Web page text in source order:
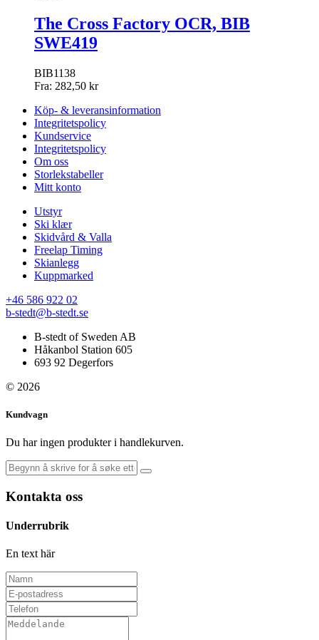
The Cross Factory OCR, BIB
SWE419
BIB1138
Fra: 282,50 kr
Köp- & leveransinformation
Integritetspolicy
Kundservice
Integritetspolicy
Om oss
Storlekstabeller
Mitt konto
Utstyr
Ski klær
Skidvård & Valla
Freelap Timing
Skianlegg
Kuppmarked
+46 586 922 02
b-stedt@b-stedt.se
B-stedt of Sweden AB
Håkanbol Station 605
693 92 Degerfors
© 2026
Kundvagn
Du har ingen produkter i handlekurven.
Kontakta oss
Underrubrik
En text här